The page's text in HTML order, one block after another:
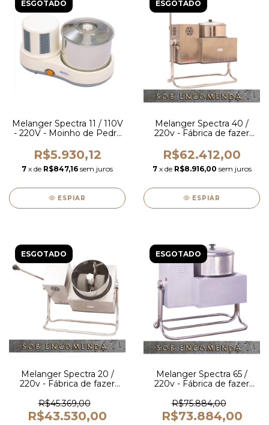
ESGOTADO
Melanger Spectra 11 / 110V
- 220V - Moinho de Pedra
R$5.930,12
7 x de R$847,16 sem juros
ESPIAR
ESGOTADO
Melanger Spectra 40 /
220v - Fábrica de fazer
R$62.412,00
7 x de R$8.916,00 sem juros
ESPIAR
ESGOTADO
Melanger Spectra 20 /
220v - Fábrica de fazer
R$45.369,00
R$43.530,00
ESGOTADO
Melanger Spectra 65 /
220v - Fábrica de fazer
R$75.884,00
R$73.884,00